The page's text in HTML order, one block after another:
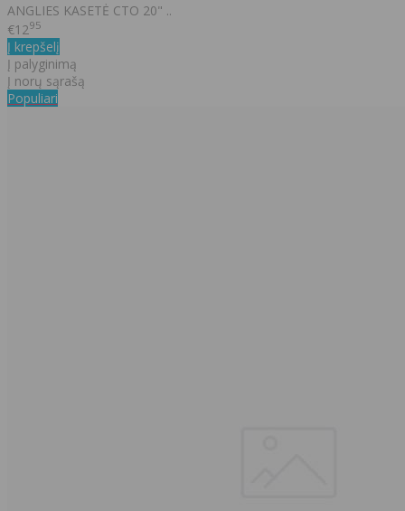
ANGLIES KASETĖ CTO 20" ..
€1295
Į krepšelį
Į palyginimą
Į norų sąrašą
Populiari